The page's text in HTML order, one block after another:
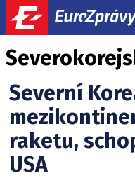
Severní
raketu,
USA